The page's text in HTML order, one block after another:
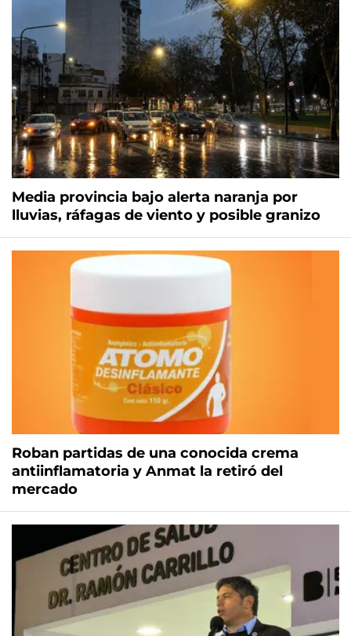
Media provincia bajo alerta naranja por
lluvias, ráfagas de viento y posible granizo
Roban partidas de una conocida crema
antiinflamatoria y Anmat la retiró del
mercado